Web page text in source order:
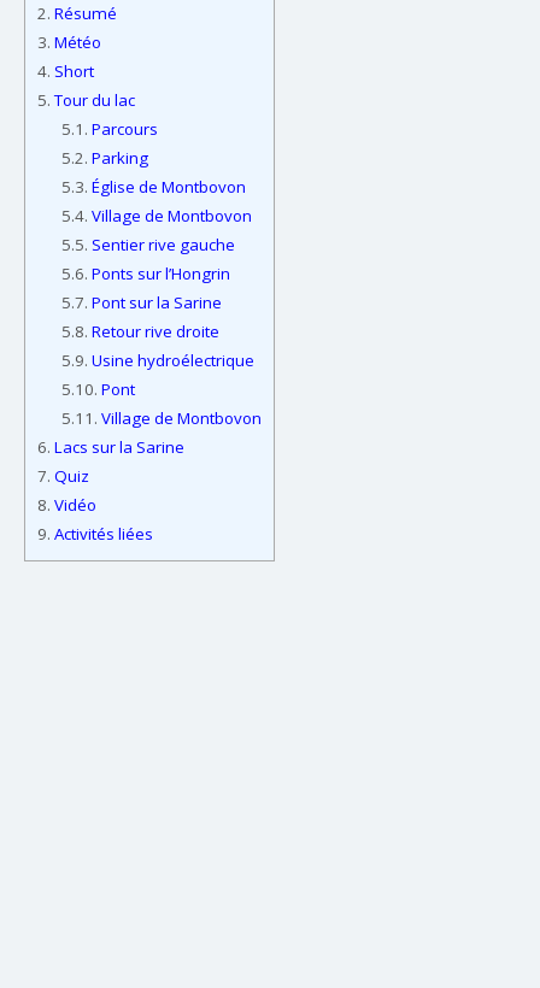
2. Résumé
3. Météo
4. Short
5.Tour du lac
5.1. Parcours
5.2. Parking
5.3. Église de Montbovon
5.4. Village de Montbovon
5.5. Sentier rive gauche
5.6. Ponts sur l’Hongrin
5.7. Pont sur la Sarine
5.8. Retour rive droite
5.9. Usine hydroélectrique
5.10. Pont
5.11. Village de Montbovon
6. Lacs sur la Sarine
7. Quiz
8. Vidéo
9. Activités liées